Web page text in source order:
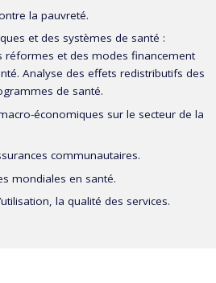
la pauvreté.
et des systèmes de santé :
réformes et des modes financement
Analyse des effets redistributifs des
de santé.
économiques sur le secteur de la
communautaires.
mondiales en santé.
la qualité des services.